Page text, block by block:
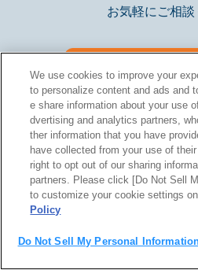
お気軽にご相談
問い合わ
We use cookies to improve your
to personalize content and ads and
e share information about your use
dvertising and analytics partners,
ther information that you have
have collected from your use of
right to opt out of our sharing
partners. Please click [Do Not Sell
to customize your cookie settings
Policy
Do Not Sell My Personal